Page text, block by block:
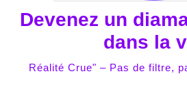
Devenez un
dans la
Réalité Crue" – Pas de filtre,